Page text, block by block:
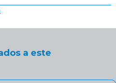
a este